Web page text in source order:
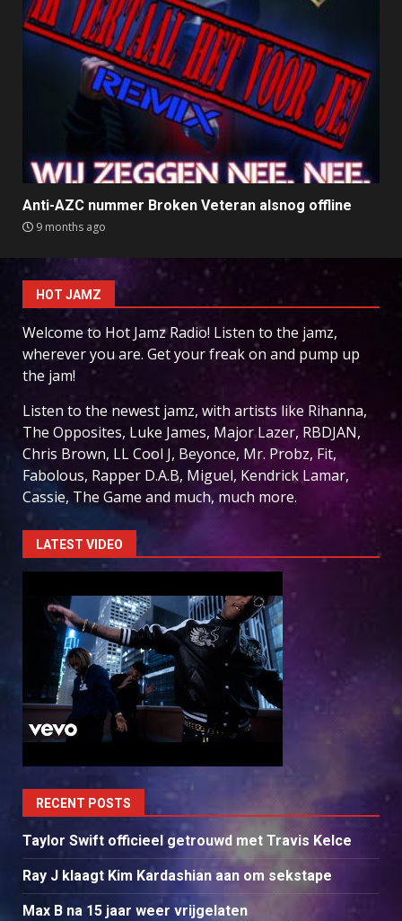
Anti-AZC nummer Broken Veteran alsnog offline
9 months ago
HOT JAMZ
Welcome to Hot Jamz Radio! Listen to the jamz,
wherever you are. Get your freak on and pump up
the jam!
Listen to the newest jamz, with artists like Rihanna,
The Opposites, Luke James, Major Lazer, RBDJAN,
Chris Brown, LL Cool J, Beyonce, Mr. Probz, Fit,
Fabolous, Rapper D.A.B, Miguel, Kendrick Lamar,
Cassie, The Game and much, much more.
LATEST VIDEO
RECENT POSTS
Taylor Swift officieel getrouwd met Travis Kelce
Ray J klaagt Kim Kardashian aan om sekstape
Max B na 15 jaar weer vrijgelaten